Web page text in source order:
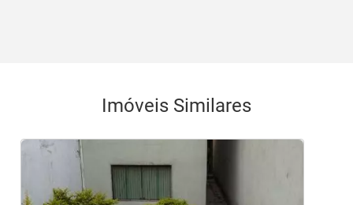
Imóveis Similares